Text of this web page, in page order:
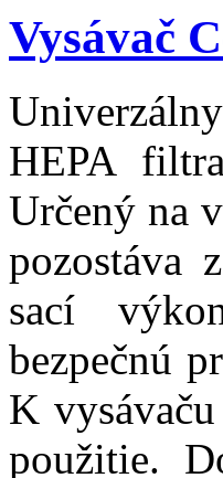
Vysávač
HEPA
Určený na
pozostáva
sací
bezpečnú
K
použitie.